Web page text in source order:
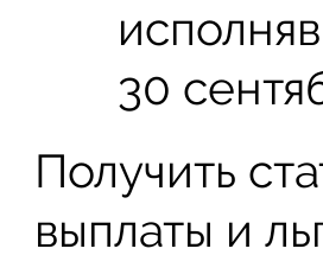
30
Получить
выплаты и